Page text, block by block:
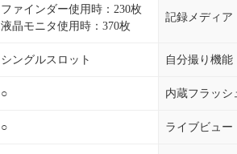
ファインダー使用時：230枚
液晶モニタ使用時：370枚
記録メディア
シングルスロット 自分撮り機能
○ 内蔵フラッシ
○ ライブビュー